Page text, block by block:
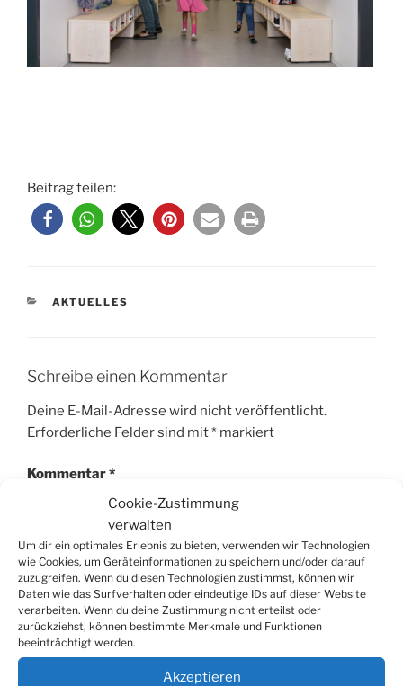
Cookie-Zustimmung
verwalten
Um dir ein optimales Erlebnis zu bieten, verwenden wir Technologien
wie Cookies, um Geräteinformationen zu speichern und/oder darauf
zuzugreifen. Wenn du diesen Technologien zustimmst, können wir
Daten wie das Surfverhalten oder eindeutige IDs auf dieser Website
verarbeiten. Wenn du deine Zustimmung nicht erteilst oder
zurückziehst, können bestimmte Merkmale und Funktionen
beeinträchtigt werden.
Akzeptieren
Beitrag teilen:
KATEGORIEN
AKTUELLES
Schreibe einen Kommentar
Deine E-Mail-Adresse wird nicht veröffentlicht.
Erforderliche Felder sind mit* markiert
Kommentar*